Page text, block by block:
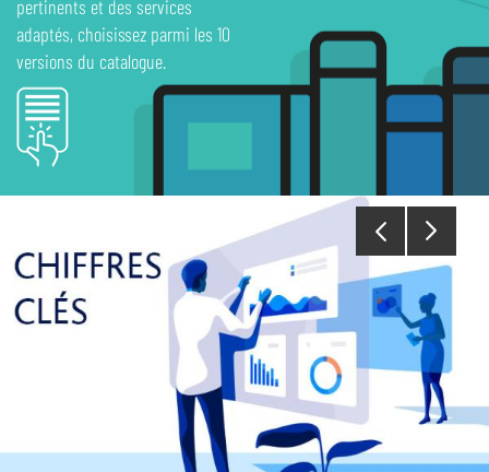
pertinents et des services
adaptés, choisissez parmi les 10
versions du catalogue.